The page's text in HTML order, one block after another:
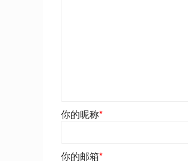
你的昵称*
你的邮箱*